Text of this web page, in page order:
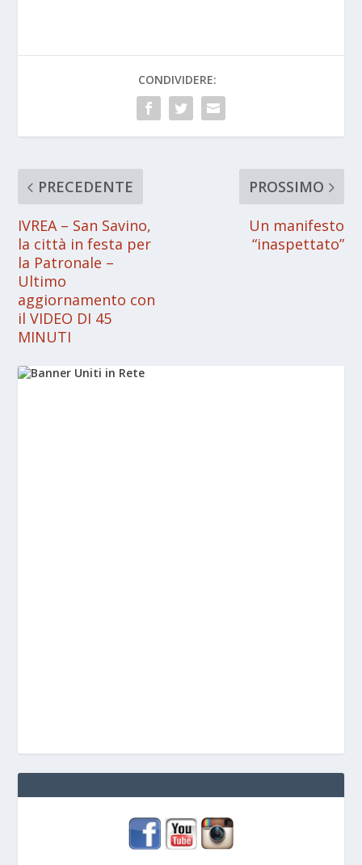
CONDIVIDERE:
PRECEDENTE
IVREA – San Savino,
la città in festa per
la Patronale –
Ultimo
aggiornamento con
il VIDEO DI 45
MINUTI
PROSSIMO
Un manifesto
“inaspettato”